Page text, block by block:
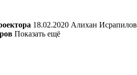
18.02.2020 Алихан Исрапилов
Показать ещё